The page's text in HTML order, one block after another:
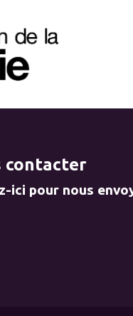
contacter
ici pour nous